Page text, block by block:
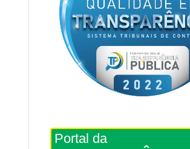
Portal da